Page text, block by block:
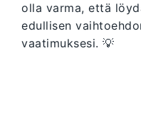
olla varma, että
edullisen
vaatimuksesi. 💡